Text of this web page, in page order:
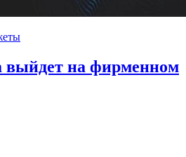
выйдет на фирменном